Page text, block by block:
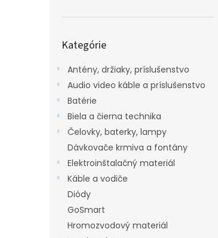
kategórie
Kategórie
Antény, držiaky, príslušenstvo
Audio video káble a príslušenstvo
Batérie
Biela a čierna technika
Čelovky, baterky, lampy
Dávkovače krmiva a fontány
Elektroinštalačný materiál
Káble a vodiče
Diódy
GoSmart
Hromozvodový materiál